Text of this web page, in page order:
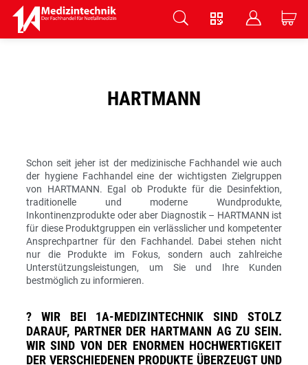
V B C
HARTMANN
Schon seit jeher ist der medizinische Fachhandel wie auch
der hygiene Fachhandel eine der wichtigsten Zielgruppen
von HARTMANN. Egal ob Produkte für die Desinfektion,
traditionelle und moderne Wundprodukte,
Inkontinenzprodukte oder aber Diagnostik – HARTMANN ist
für diese Produktgruppen ein verlässlicher und kompetenter
Ansprechpartner für den Fachhandel. Dabei stehen nicht
nur die Produkte im Fokus, sondern auch zahlreiche
Unterstützungsleistungen, um Sie und Ihre Kunden
bestmöglich zu informieren.
? WIR BEI 1A-MEDIZINTECHNIK SIND STOLZ
DARAUF, PARTNER DER HARTMANN AG ZU SEIN.
WIR SIND VON DER ENORMEN HOCHWERTIGKEIT
DER VERSCHIEDENEN PRODUKTE ÜBERZEUGT UND